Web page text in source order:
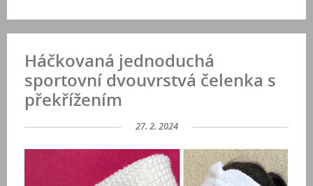
Háčkovaná jednoduchá
sportovní dvouvrstvá čelenka s
překřížením
27. 2. 2024